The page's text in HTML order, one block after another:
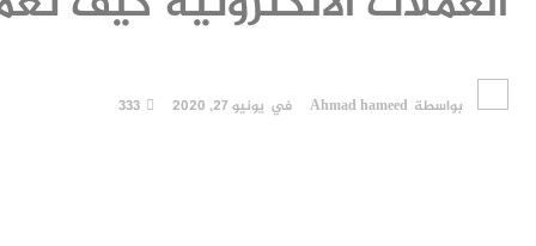
بواسطة Ahmad hameed في يونيو 27, 2020